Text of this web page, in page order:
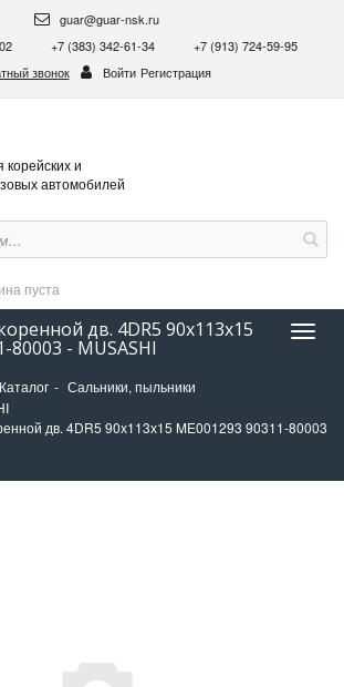
guar@guar-nsk.ru
+7 (383) 342-61-34
+7 (913) 724-59-95
звонок
Войти Регистрация
корейских и
автомобилей
пуста
дв. 4DR5 90х113х15
80003 - MUSASHI
Каталог
Сальники, пыльники
дв. 4DR5 90х113х15 ME001293 90311-80003